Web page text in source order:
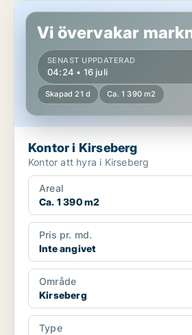
Kontor i Kirseberg
Vi övervakar
SENAST UPPDATERAD
04:24 • 16 juli
Skapad 21 d Ca. 1 390 m2
Kontor i Kirseberg
Kontor att hyra i Kirseberg
Areal
Ca. 1 390 m2
Pris pr. md.
Inte angivet
Område
Kirseberg
Type